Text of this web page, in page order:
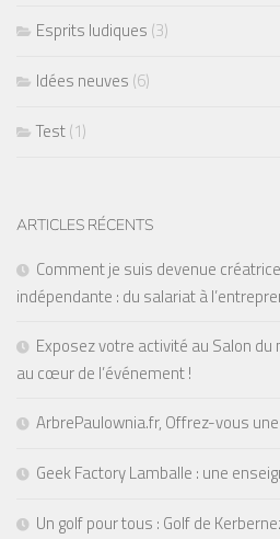
Esprits ludiques (3)
Idées neuves (6)
Test(1)
ARTICLES RÉCENTS
Comment je suis devenue
indépendante : du salariat à
Exposez votre activité au Salon
au cœur de l’événement !
ArbrePaulownia.fr, Offrez-vous
Geek Factory Lamballe : une
Un golf pour tous : Golf de